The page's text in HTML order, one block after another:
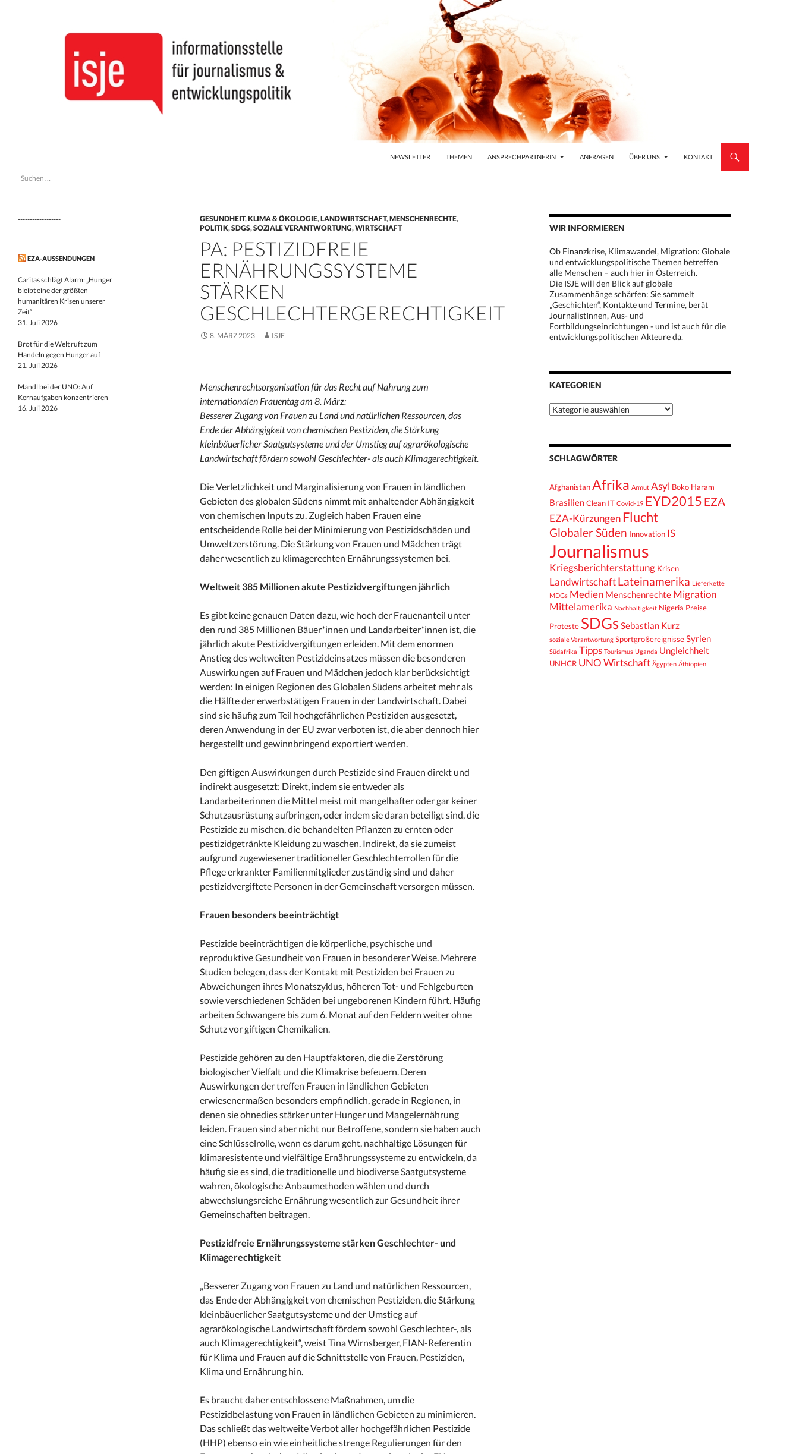
NEWSLETTER
THEMEN ANSPRECHPARTNERIN ANFRAGEN ÜBER UNS KONTAKT
GESUNDHEIT,KLIMA & ÖKOLOGIE,LANDWIRTSCHAFT,MENSCHENRECHTE,
POLITIK,SDGS,SOZIALE VERANTWORTUNG,WIRTSCHAFT
PA: PESTIZIDFREIE
ERNÄHRUNGSSYSTEME
STÄRKEN
GESCHLECHTERGERECHTIGKEIT
8. MÄRZ 2023 ISJE
Menschenrechtsorganisation für das Recht auf Nahrung zum
internationalen Frauentag am 8. März:
Besserer Zugang von Frauen zu Land und natürlichen Ressourcen, das
Ende der Abhängigkeit von chemischen Pestiziden, die Stärkung
kleinbäuerlicher Saatgutsysteme und der Umstieg auf agrarökologische
Landwirtschaft fördern sowohl Geschlechter- als auch Klimagerechtigkeit.
Die Verletzlichkeit und Marginalisierung von Frauen in ländlichen
Gebieten des globalen Südens nimmt mit anhaltender Abhängigkeit
von chemischen Inputs zu. Zugleich haben Frauen eine
entscheidende Rolle bei der Minimierung von Pestizidschäden und
Umweltzerstörung. Die Stärkung von Frauen und Mädchen trägt
daher wesentlich zu klimagerechten Ernährungssystemen bei.
Weltweit 385 Millionen akute Pestizidvergiftungen jährlich
Es gibt keine genauen Daten dazu, wie hoch der Frauenanteil unter
den rund 385 Millionen Bäuer*innen und Landarbeiter*innen ist, die
jährlich akute Pestizidvergiftungen erleiden. Mit dem enormen
Anstieg des weltweiten Pestizideinsatzes müssen die besonderen
Auswirkungen auf Frauen und Mädchen jedoch klar berücksichtigt
werden: In einigen Regionen des Globalen Südens arbeitet mehr als
die Hälfte der erwerbstätigen Frauen in der Landwirtschaft. Dabei
sind sie häufig zum Teil hochgefährlichen Pestiziden ausgesetzt,
deren Anwendung in der EU zwar verboten ist, die aber dennoch hier
hergestellt und gewinnbringend exportiert werden.
Den giftigen Auswirkungen durch Pestizide sind Frauen direkt und
indirekt ausgesetzt: Direkt, indem sie entweder als
Landarbeiterinnen die Mittel meist mit mangelhafter oder gar keiner
Schutzausrüstung aufbringen, oder indem sie daran beteiligt sind, die
Pestizide zu mischen, die behandelten Pflanzen zu ernten oder
pestizidgetränkte Kleidung zu waschen. Indirekt, da sie zumeist
aufgrund zugewiesener traditioneller Geschlechterrollen für die
Pflege erkrankter Familienmitglieder zuständig sind und daher
pestizidvergiftete Personen in der Gemeinschaft versorgen müssen.
Frauen besonders beeinträchtigt
Pestizide beeinträchtigen die körperliche, psychische und
reproduktive Gesundheit von Frauen in besonderer Weise. Mehrere
Studien belegen, dass der Kontakt mit Pestiziden bei Frauen zu
Abweichungen ihres Monatszyklus, höheren Tot- und Fehlgeburten
sowie verschiedenen Schäden bei ungeborenen Kindern führt. Häufig
arbeiten Schwangere bis zum 6. Monat auf den Feldern weiter ohne
Schutz vor giftigen Chemikalien.
Pestizide gehören zu den Hauptfaktoren, die die Zerstörung
biologischer Vielfalt und die Klimakrise befeuern. Deren
Auswirkungen der treffen Frauen in ländlichen Gebieten
erwiesenermaßen besonders empfindlich, gerade in Regionen, in
denen sie ohnedies stärker unter Hunger und Mangelernährung
leiden. Frauen sind aber nicht nur Betroffene, sondern sie haben auch
eine Schlüsselrolle, wenn es darum geht, nachhaltige Lösungen für
klimaresistente und vielfältige Ernährungssysteme zu entwickeln, da
häufig sie es sind, die traditionelle und biodiverse Saatgutsysteme
wahren, ökologische Anbaumethoden wählen und durch
abwechslungsreiche Ernährung wesentlich zur Gesundheit ihrer
Gemeinschaften beitragen.
Pestizidfreie Ernährungssysteme stärken Geschlechter- und
Klimagerechtigkeit
„Besserer Zugang von Frauen zu Land und natürlichen Ressourcen,
das Ende der Abhängigkeit von chemischen Pestiziden, die Stärkung
kleinbäuerlicher Saatgutsysteme und der Umstieg auf
agrarökologische Landwirtschaft fördern sowohl Geschlechter-, als
auch Klimagerechtigkeit“, weist Tina Wirnsberger, FIAN-Referentin
für Klima und Frauen auf die Schnittstelle von Frauen, Pestiziden,
Klima und Ernährung hin.
Es braucht daher entschlossene Maßnahmen, um die
Pestizidbelastung von Frauen in ländlichen Gebieten zu minimieren.
Das schließt das weltweite Verbot aller hochgefährlichen Pestizide
(HHP) ebenso ein wie einheitliche strenge Regulierungen für den
WIR INFORMIEREN
Ob Finanzkrise, Klimawandel, Migration: Globale
und entwicklungspolitische Themen betreffen
alle Menschen – auch hier in Österreich.
Die ISJE will den Blick auf globale
Zusammenhänge schärfen: Sie sammelt
„Geschichten“, Kontakte und Termine, berät
JournalistInnen, Aus- und
Fortbildungseinrichtungen - und ist auch für die
entwicklungspolitischen Akteure da.
KATEGORIEN
Kategorien
SCHLAGWÖRTER
AfghanistanAfrika Armut Asyl Boko Haram
BrasilienClean IT Covid-19 EYD2015 EZA
EZA-Kürzungen Flucht
Globaler Süden Innovation IS
Journalismus
Kriegsberichterstattung Krisen
Landwirtschaft Lateinamerika Lieferkette
MDGs Medien Menschenrechte Migration
Mittelamerika Nachhaltigkeit Nigeria Preise
Proteste SDGsSebastian Kurz
soziale Verantwortung SportgroßereignisseSyrien
Südafrika Tipps Tourismus Uganda Ungleichheit
UNHCR UNO Wirtschaft Ägypten Äthiopien
informationsstelle journalismus &
Suchen
------------------
EZA-AUSSENDUNGEN
Caritas schlägt Alarm: „Hunger
bleibt eine der größten
humanitären Krisen unserer
Zeit“
31. Juli 2026
Brot für die Welt ruft zum
Handeln gegen Hunger auf
21. Juli 2026
Mandl bei der UNO: Auf
Kernaufgaben konzentrieren
16. Juli 2026